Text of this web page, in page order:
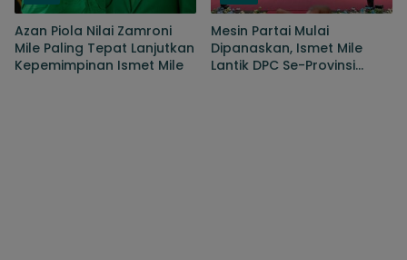
Azan Piola Nilai Zamroni
Mile Paling Tepat Lanjutkan
Kepemimpinan Ismet Mile
Mesin Partai Mulai
Dipanaskan, Ismet Mile
Lantik DPC Se-Provinsi